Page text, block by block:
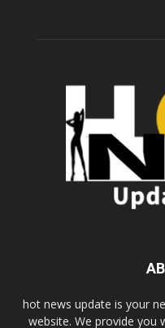
hot news update is your
website. We provide you